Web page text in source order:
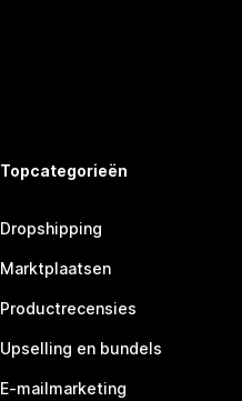
Topcategorieën
Dropshipping
Marktplaatsen
Productrecensies
Upselling en bundels
E-mailmarketing